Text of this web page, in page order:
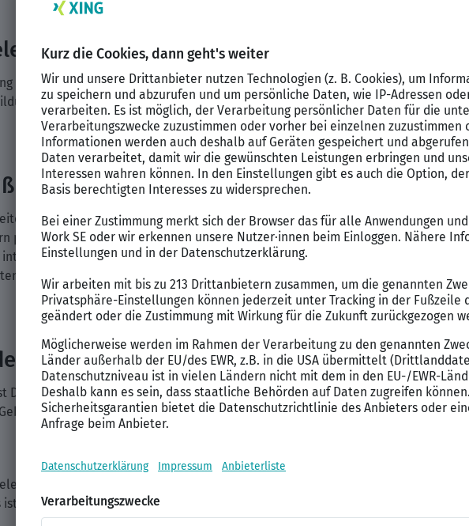
oder Auslandsemester – jede Ausbildungsstation zählt. Lege für jeden
an und halte unter „Schwerpunkte“ Details fest.
ich.
und Kenntnisse“ beschreibst Du in Schlagworten, welche Fähigkeiten Du
präsentieren möchtest. Hier ist die Devise: Keine falsche Scheu! Für andere
sein. Wie zum Beispiel der Umgang mit einer bestimmten Software,
findet.
Du hinterlegen, welche Jobs Dich interessieren und welche neuen
nicht nur einen Jobwunsch an, sondern gerne auch mehrere. Das erhöht den
Informationen Du Deinem Profil hinzufügen, desto besser! Sprachen,
in Deinem XING Profil Platz.